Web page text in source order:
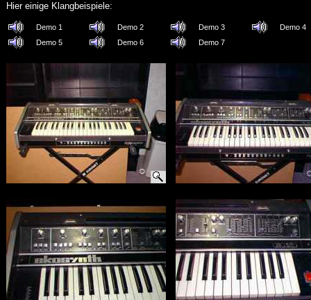
Hier einige Klangbeispiele:
Demo 1 Demo 2 Demo 3
Demo 4
Demo 5
Demo 6 Demo 7